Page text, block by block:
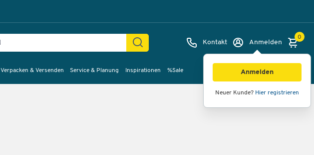
Kontakt Anmelden
Anmelden
Neuer Kunde? Hier registrieren
0
Verpacken & Versenden Service & Planung Inspirationen %Sale